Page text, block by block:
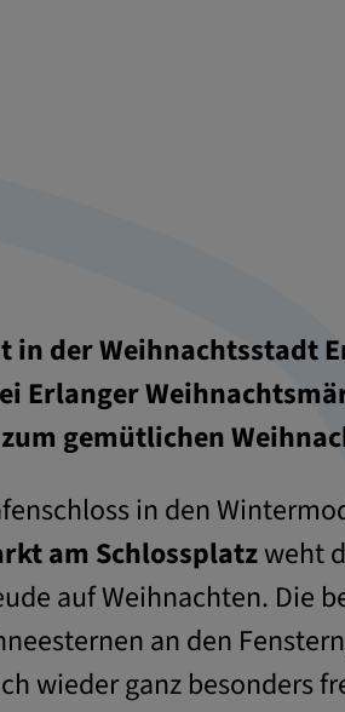
in der Weihnachtsstadt
Erlanger
gemütlichen
in den
am Schlossplatzweht
auf Weihnachten. Die
an den
wieder ganz besonders